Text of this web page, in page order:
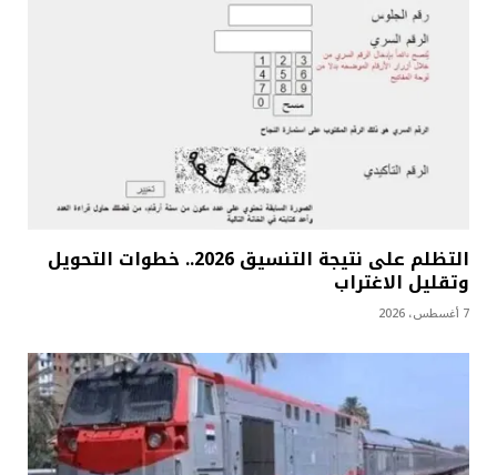
التظلم على نتيجة التنسيق 2026.. خطوات التحويل
وتقليل الاغتراب
7 أغسطس، 2026